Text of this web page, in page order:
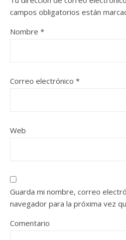
campos obligatorios están
Nombre *
Correo electrónico *
Web
Guarda mi nombre, correo
navegador para la próxima vez
Comentario